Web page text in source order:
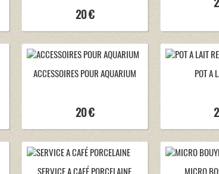
20 €
ACCESSOIRES POUR AQUARIUM
20 €
POT A
SERVICE A CAFÉ PORCELAINE MICRO